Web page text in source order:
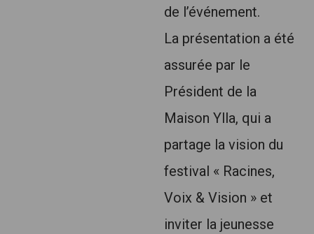
de l’événement.
La présentation a été
assurée par le
Président de la
Maison Ylla, qui a
partage la vision du
festival « Racines,
Voix & Vision » et
inviter la jeunesse